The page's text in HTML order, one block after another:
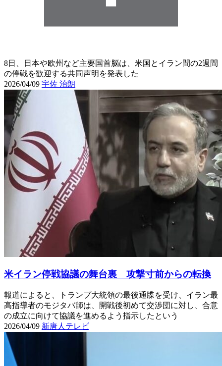
8日、日本や欧州など主要国首脳は、米国とイラン間の2週間
の停戦を歓迎する共同声明を発表した
2026/04/09 宇佐 治朗
米イラン停戦協議の舞台裏 攻撃寸前からの転換
報道によると、トランプ大統領の最後通牒を受け、イラン最
高指導者のモジタバ師は、開戦後初めて交渉団に対し、合意
の成立に向けて協議を進めるよう指示したという
2026/04/09 新唐人テレビ